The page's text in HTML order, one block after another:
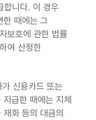
합니다. 이 경우
한 때에는 그
보호에 관한 법률
여 산정한
신용카드 또는
급한 때에는 지체
화 등의 대금의